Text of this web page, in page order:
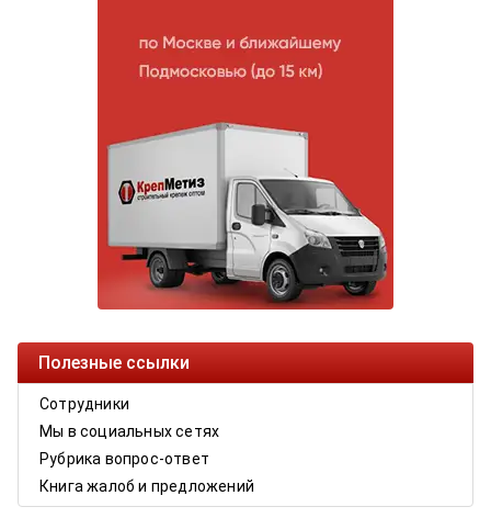
Полезные ссылки
Сотрудники
Мы в социальных сетях
Рубрика вопрос-ответ
Книга жалоб и предложений